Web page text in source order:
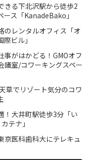
きる下北沢駅から徒歩2
ス「KanadeBako」
のレンタルオフィス「オ
ビル」
事がはかどる！GMOオフ
議室/コワーキングスペー
草でリゾート気分のコワ
！大井町駅徒歩3分「い
テナ」
京医科歯科大にテレキュ